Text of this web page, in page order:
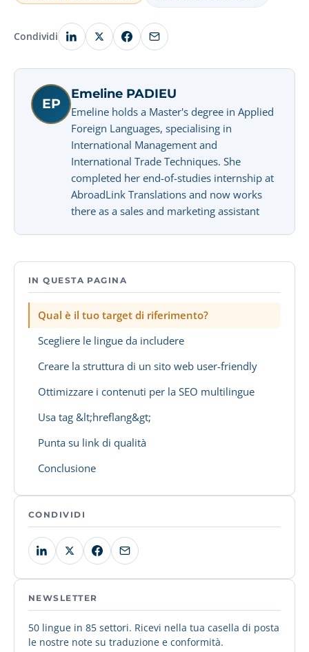
Condividi
EP
Emeline PADIEU
Emeline holds a Master's degree in Applied
Foreign Languages, specialising in
International Management and
International Trade Techniques. She
completed her end-of-studies internship at
AbroadLink Translations and now works
there as a sales and marketing assistant
IN QUESTA PAGINA
Qual è il tuo target di riferimento?
Scegliere le lingue da includere
Creare la struttura di un sito web user-friendly
Ottimizzare i contenuti per la SEO multilingue
Usa tag &lt;hreflang&gt;
Punta su link di qualità
Conclusione
CONDIVIDI
NEWSLETTER
50 lingue in 85 settori. Ricevi nella tua casella di posta
le nostre note su traduzione e conformità.